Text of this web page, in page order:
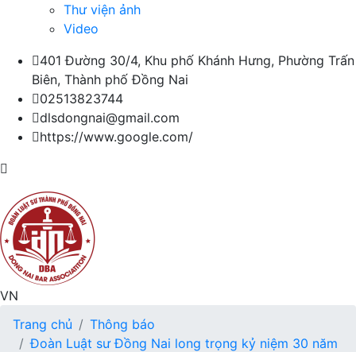
Thư viện ảnh
Video
401 Đường 30/4, Khu phố Khánh Hưng, Phường Trấn
Biên, Thành phố Đồng Nai
02513823744
dlsdongnai@gmail.com
https://www.google.com/
VN
Trang chủ
Thông báo
Đoàn Luật sư Đồng Nai long trọng kỷ niệm 30 năm